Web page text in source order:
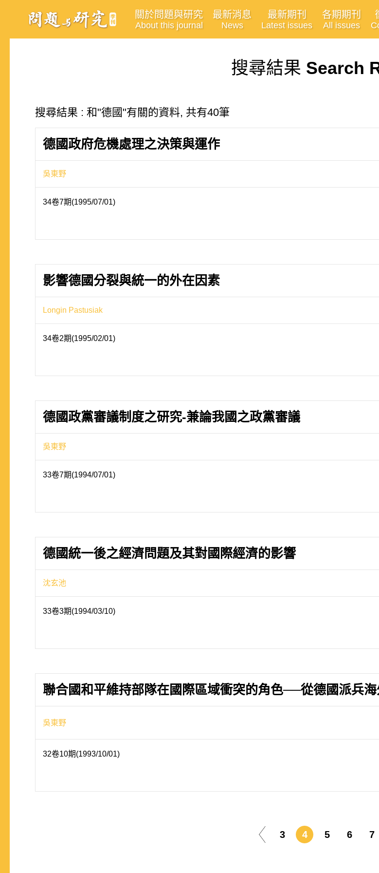
關於問題與研究
About this journal
最新消息
News
最新期刊
Latest issues
各期期刊
All issues
搜尋結果 Search
搜尋結果 : 和"德國"有關的資料, 共有40筆
德國政府危機處理之決策與運作
吳東野
34卷7期(1995/07/01)
影響德國分裂與統一的外在因素
Longin Pastusiak
34卷2期(1995/02/01)
德國政黨審議制度之研究-兼論我國之政黨審議
吳東野
33卷7期(1994/07/01)
德國統一後之經濟問題及其對國際經濟的影響
沈玄池
33卷3期(1994/03/10)
聯合國和平維持部隊在國際區域衝突的角色──從德國派兵
吳東野
32卷10期(1993/10/01)
3 4 5 6 7